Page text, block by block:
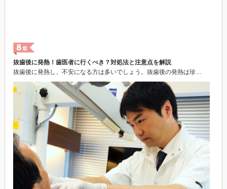
抜歯後に発熱！歯医者に行くべき？対処法と注意点を解説
抜歯後に発熱し、不安になる方は多いでしょう。抜歯後の発熱は珍…